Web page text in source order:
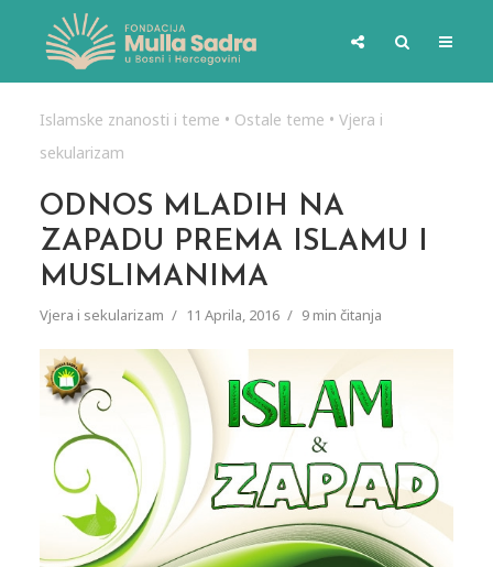
Islamske znanosti i teme • Ostale teme • Vjera i
sekularizam
ODNOS MLADIH NA
ZAPADU PREMA ISLAMU I
MUSLIMANIMA
Vjera i sekularizam 11 Aprila, 2016 9 min čitanja